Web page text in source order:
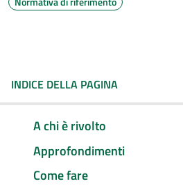
INDICE DELLA PAGINA
A chi è rivolto
Approfondimenti
Come fare